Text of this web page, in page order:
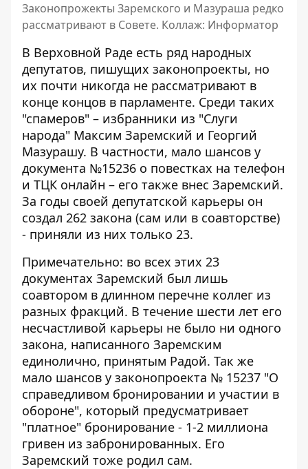
Законопрожекты Заремского и Мазураша редко
рассматривают в Совете. Коллаж: Информатор
В Верховной Раде есть ряд народных
депутатов, пишущих законопроекты, но
их почти никогда не рассматривают в
конце концов в парламенте. Среди таких
"спамеров" – избранники из "Слуги
народа" Максим Заремский и Георгий
Мазурашу. В частности, мало шансов у
документа №15236 о повестках на телефон
и ТЦК онлайн – его также внес Заремский.
За годы своей депутатской карьеры он
создал 262 закона (сам или в соавторстве)
- приняли из них только 23.
Примечательно: во всех этих 23
документах Заремский был лишь
соавтором в длинном перечне коллег из
разных фракций. В течение шести лет его
несчастливой карьеры не было ни одного
закона, написанного Заремским
единолично, принятым Радой. Так же
мало шансов у законопроекта № 15237 "О
справедливом бронировании и участии в
обороне", который предусматривает
"платное" бронирование - 1-2 миллиона
гривен из забронированных. Его
Заремский тоже родил сам.